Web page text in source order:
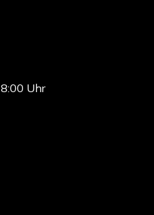
Uhr